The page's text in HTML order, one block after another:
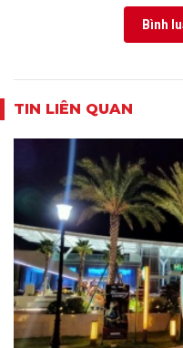
Bình
TIN LIÊN QUAN